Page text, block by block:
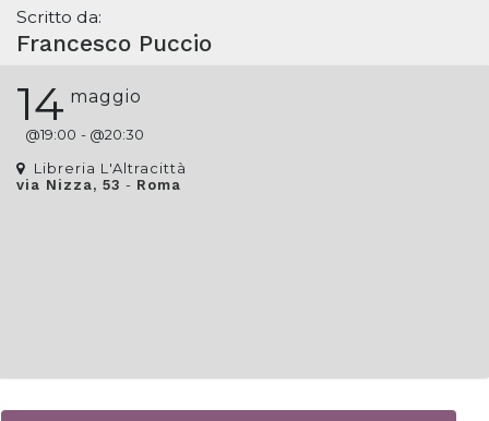
Scritto da:
Francesco Puccio
14 maggio
@19:00 - @20:30
Libreria L'Altracittà
via Nizza, 53 - Roma